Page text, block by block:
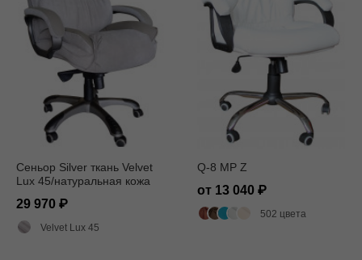
Сеньор Silver ткань Velvet
Lux 45/натуральная кожа
29 970
Velvet Lux 45
Q-8 MP Z
от 13 040
502 цвета